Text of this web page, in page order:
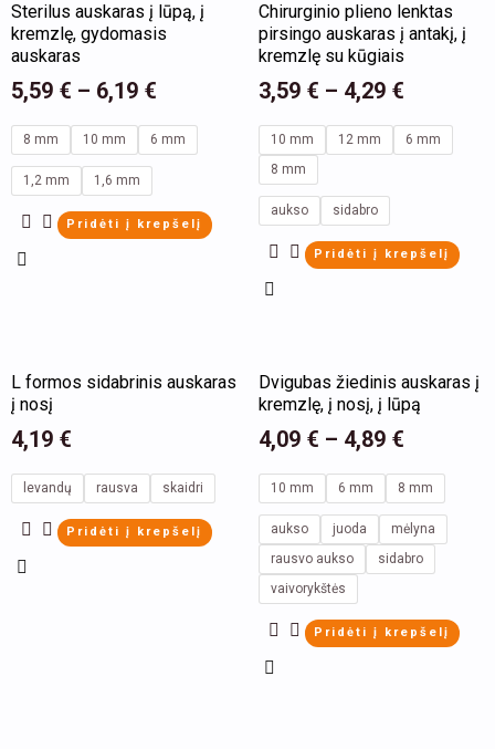
product
page
product
page
Sterilus auskaras į lūpą, į
kremzlę, gydomasis
auskaras
5,59 € – 6,19 €
8 mm 10 mm 6 mm
1,2 mm 1,6 mm
Pridėti į krepšelį
product
has
multiple
The
options
may
page
Chirurginio plieno lenktas
pirsingo auskaras į antakį, į
kremzlę su kūgiais
3,59 € – 4,29 €
10 mm 12 mm
6 mm
8 mm
aukso sidabro
Pridėti į krepšelį
product
has
multiple
The
options
may
be
chosen
page
L formos sidabrinis auskaras
į nosį
4,19 €
levandų rausva skaidri
Pridėti į krepšelį
product
has
variants.
The
options
Dvigubas žiedinis auskaras į
kremzlę, į nosį, į lūpą
4,09 € – 4,89 €
10 mm 6 mm 8 mm
aukso juoda
mėlyna
rausvo aukso
sidabro
vaivorykštės
Pridėti į krepšelį
product
has
variants.
The
options
may
chosen